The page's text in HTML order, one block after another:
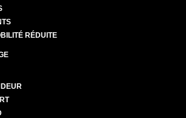
RÉDUITE